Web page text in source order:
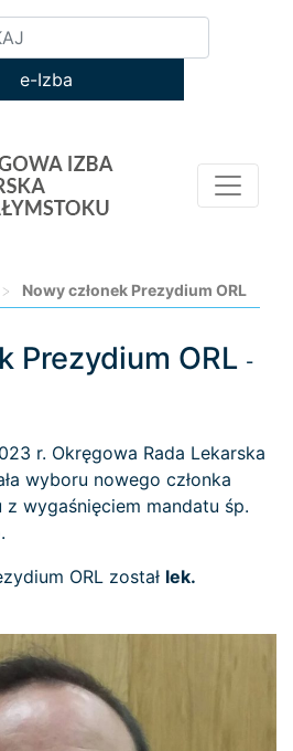
e-Izba
> Nowy członek Prezydium ORL
Prezydium ORL -
r. Okręgowa Rada Lekarska
wyboru nowego członka
wygaśnięciem mandatu śp.
ORL został lek.